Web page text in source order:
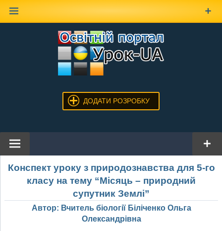
ДОДАТИ РОЗРОБКУ
Конспект уроку з природознавства для 5-го
класу на тему “Місяць – природний
супутник Землі”
Автор: Вчитель біології Біліченко Ольга
Олександрівна